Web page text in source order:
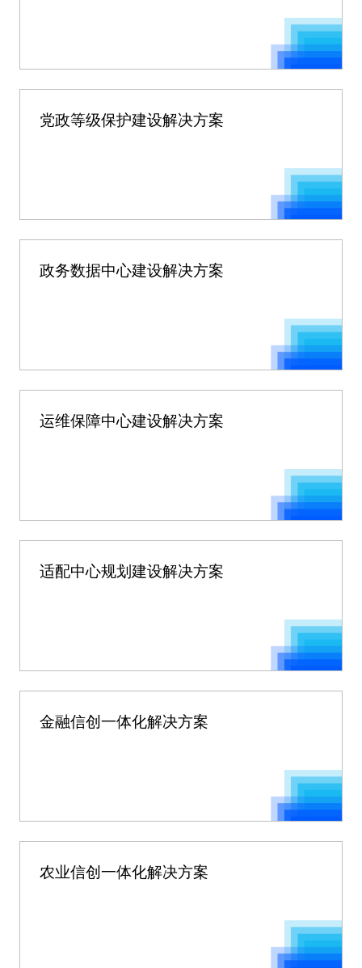
党政等级保护建设解决方案
政务数据中心建设解决方案
运维保障中心建设解决方案
适配中心规划建设解决方案
金融信创一体化解决方案
农业信创一体化解决方案